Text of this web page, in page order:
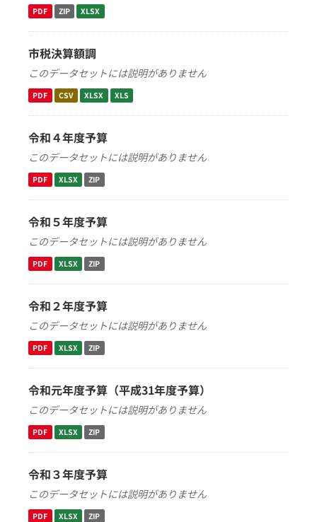
PDF ZIP XLSX
市税決算額調
このデータセットには説明がありません
PDF CSV XLSX XLS
令和４年度予算
このデータセットには説明がありません
PDF XLSX ZIP
令和５年度予算
このデータセットには説明がありません
PDF XLSX ZIP
令和２年度予算
このデータセットには説明がありません
PDF XLSX ZIP
令和元年度予算（平成31年度予算）
このデータセットには説明がありません
PDF XLSX ZIP
令和３年度予算
このデータセットには説明がありません
PDF XLSX ZIP